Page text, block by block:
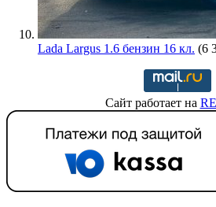
Lada Largus 1.6 бензин 16 кл. (6
Сайт работает на